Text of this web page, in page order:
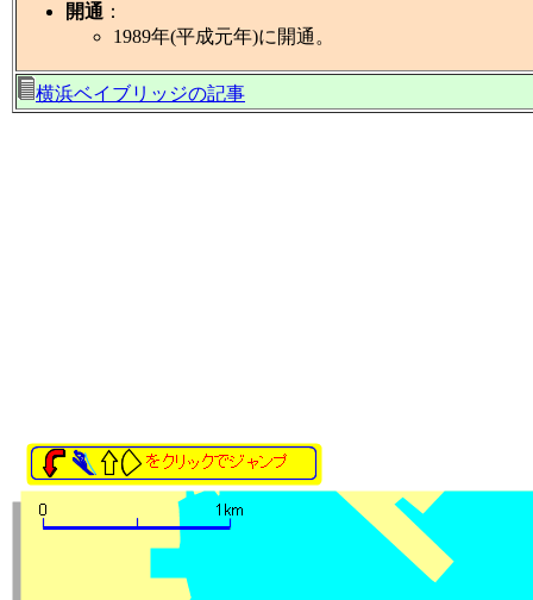
開通 ：
1989年(平成元年)に開通。
横浜ベイブリッジの記事